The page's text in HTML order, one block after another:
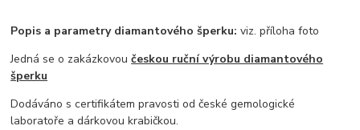
Popis a parametry diamantového šperku: viz. příloha foto
Jedná se o zakázkovoučeskou ruční výrobu diamantového
šperku
Dodáváno s certifikátem pravosti od české gemologické
laboratoře a dárkovou krabičkou.